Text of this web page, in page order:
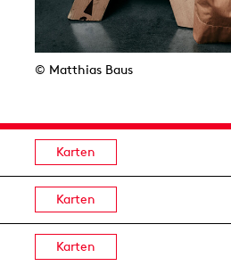
© Matthias Baus
Karten
Karten
Karten